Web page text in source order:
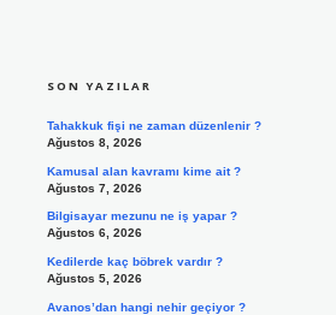
SON YAZILAR
Tahakkuk fişi ne zaman düzenlenir ?
Ağustos 8, 2026
Kamusal alan kavramı kime ait ?
Ağustos 7, 2026
Bilgisayar mezunu ne iş yapar ?
Ağustos 6, 2026
Kedilerde kaç böbrek vardır ?
Ağustos 5, 2026
Avanos’dan hangi nehir geçiyor ?